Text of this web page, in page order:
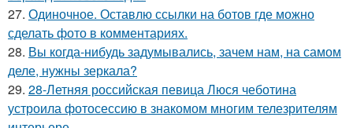
27. Одиночное. Оставлю ссылки на ботов где можно
сделать фото в комментариях.
28. Вы когда-нибудь задумывались, зачем нам, на самом
деле, нужны зеркала?
29. 28-Летняя российская певица Люся чеботина
устроила фотосессию в знакомом многим телезрителям